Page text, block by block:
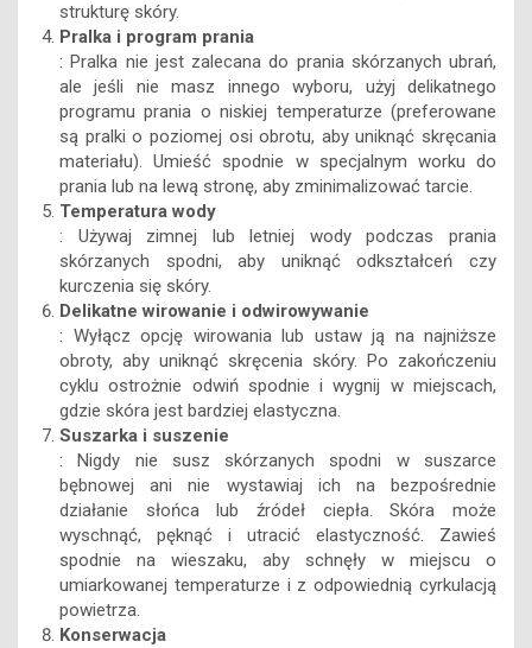
strukturę skóry.
Pralka i program prania
: Pralka nie jest zalecana do prania skórzanych ubrań,
ale jeśli nie masz innego wyboru, użyj delikatnego
programu prania o niskiej temperaturze (preferowane
są pralki o poziomej osi obrotu, aby uniknąć skręcania
materiału). Umieść spodnie w specjalnym worku do
prania lub na lewą stronę, aby zminimalizować tarcie.
Temperatura wody
: Używaj zimnej lub letniej wody podczas prania
skórzanych spodni, aby uniknąć odkształceń czy
kurczenia się skóry.
Delikatne wirowanie i odwirowywanie
: Wyłącz opcję wirowania lub ustaw ją na najniższe
obroty, aby uniknąć skręcenia skóry. Po zakończeniu
cyklu ostrożnie odwiń spodnie i wygnij w miejscach,
gdzie skóra jest bardziej elastyczna.
Suszarka i suszenie
: Nigdy nie susz skórzanych spodni w suszarce
bębnowej ani nie wystawiaj ich na bezpośrednie
działanie słońca lub źródeł ciepła. Skóra może
wyschnąć, pęknąć i utracić elastyczność. Zawieś
spodnie na wieszaku, aby schnęły w miejscu o
umiarkowanej temperaturze i z odpowiednią cyrkulacją
powietrza.
Konserwacja